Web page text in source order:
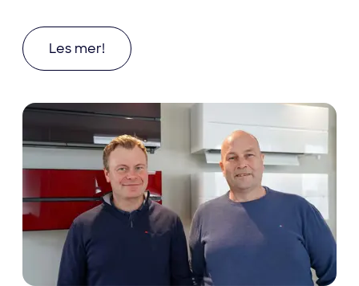
Les mer om Oppdal Spekemat har suksess
Les mer!